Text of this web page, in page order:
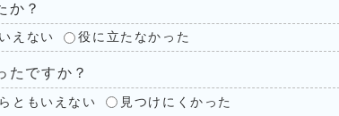
か？
えない 役に立たなかった
たですか？
ともいえない 見つけにくかった